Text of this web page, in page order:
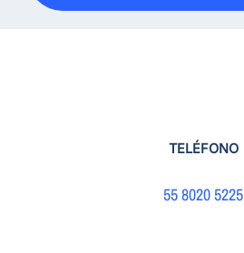
TELÉFONO
55 8020 5225